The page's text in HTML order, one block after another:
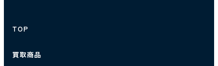
TOP
買取商品